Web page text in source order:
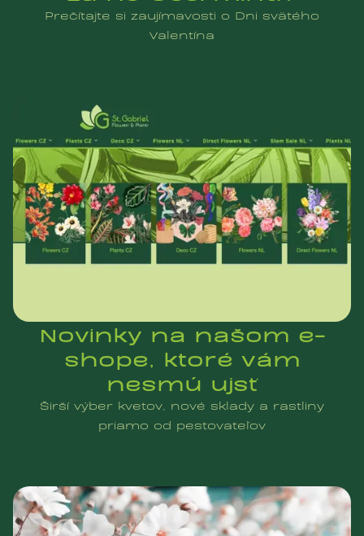
Prečítajte si zaujímavosti o Dni svätého
Valentína
Novinky na našom e-
shope, ktoré vám
nesmú ujsť
Širší výber kvetov, nové sklady a rastliny
priamo od pestovateľov